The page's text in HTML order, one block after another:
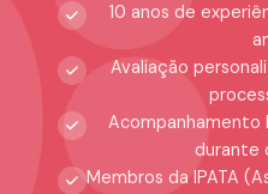
10 anos de
Avaliação
Acompanhamento
durante
Membros da IPATA